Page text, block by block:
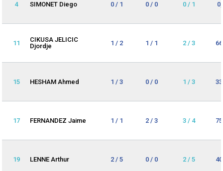
4 SIMONET Diego 0 / 1 0 / 0 0 / 1
11
CIKUSA JELICIC
Djordje
1 / 2 1 / 1 2 / 3
15 HESHAM Ahmed 1 / 3 0 / 0 1 / 3
17 FERNANDEZ Jaime 1 / 1 2 / 3 3 / 4
19 LENNE Arthur 2 / 5 0 / 0 2 / 5